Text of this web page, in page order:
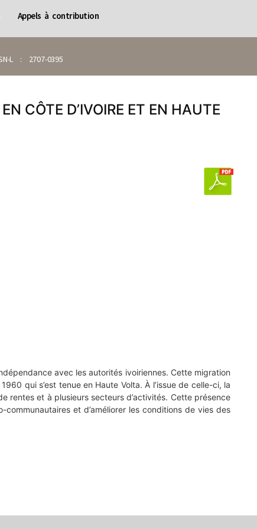
Appels à contribution
L : 2707-0395
CÔTE D’IVOIRE ET EN HAUTE
avec les autorités ivoiriennes. Cette migration
qui s’est tenue en Haute Volta. À l’issue de celle-ci, la
rentes et à plusieurs secteurs d’activités. Cette présence
et d’améliorer les conditions de vies des